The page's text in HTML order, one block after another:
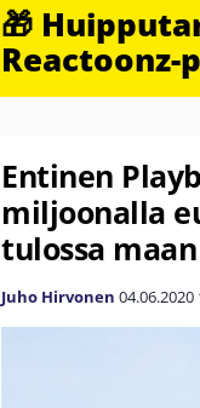
🎁
Reactoonz-
Entinen
miljoonalla
tulossa
Juho Hirvonen 04.06.2020